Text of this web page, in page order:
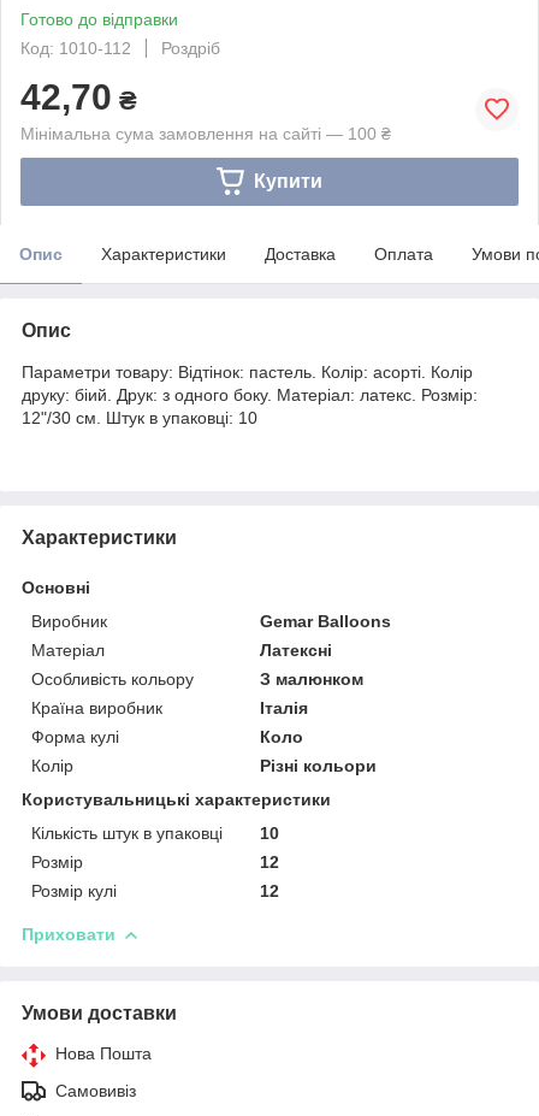
Готово до відправки
Код: 1010-112
Роздріб
42,70 ₴
Мінімальна сума замовлення на сайті — 100 ₴
Купити
Опис Характеристики Доставка Оплата Умови
Опис
Параметри товару: Відтінок: пастель. Колір: асорті. Колір
друку: біий. Друк: з одного боку. Матеріал: латекс. Розмір:
12"/30 см. Штук в упаковці: 10
Характеристики
Основні
Виробник
Gemar Balloons
Матеріал
Латексні
Особливість кольору
З малюнком
Країна виробник
Італія
Форма кулі
Коло
Колір
Різні кольори
Користувальницькі характеристики
Кількість штук в упаковці
10
Розмір
12
Розмір кулі
12
Приховати
Умови доставки
Нова Пошта
Самовивіз